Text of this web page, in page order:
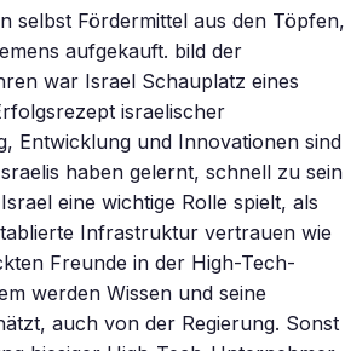
selbst Fördermittel aus den Töpfen,
aufgekauft. bild der
war Israel Schauplatz eines
israelischer
Entwicklung und Innovationen sind
haben gelernt, schnell zu sein
eine wichtige Rolle spielt, als
Infrastruktur vertrauen wie
Freunde in der High-Tech-
werden Wissen und seine
auch von der Regierung. Sonst